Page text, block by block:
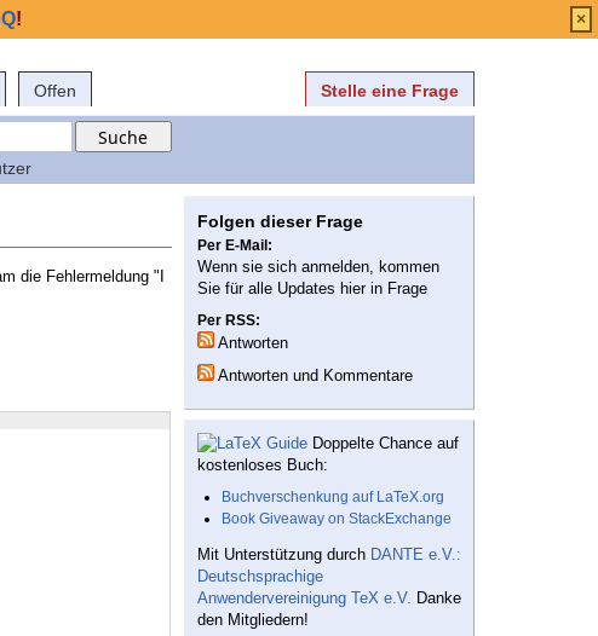
Offen Stelle eine Frage
die Fehlermeldung "I
Folgen dieser Frage
Per E-Mail:
Wenn sie sich anmelden, kommen
Sie für alle Updates hier in Frage
Per RSS:
Antworten
Antworten und Kommentare
Doppelte Chance auf
kostenloses Buch:
Buchverschenkung auf LaTeX.org
Book Giveaway on StackExchange
Mit Unterstützung durch DANTE e.V.:
Deutschsprachige
Anwendervereinigung TeX e.V. Danke
den Mitgliedern!
! ×